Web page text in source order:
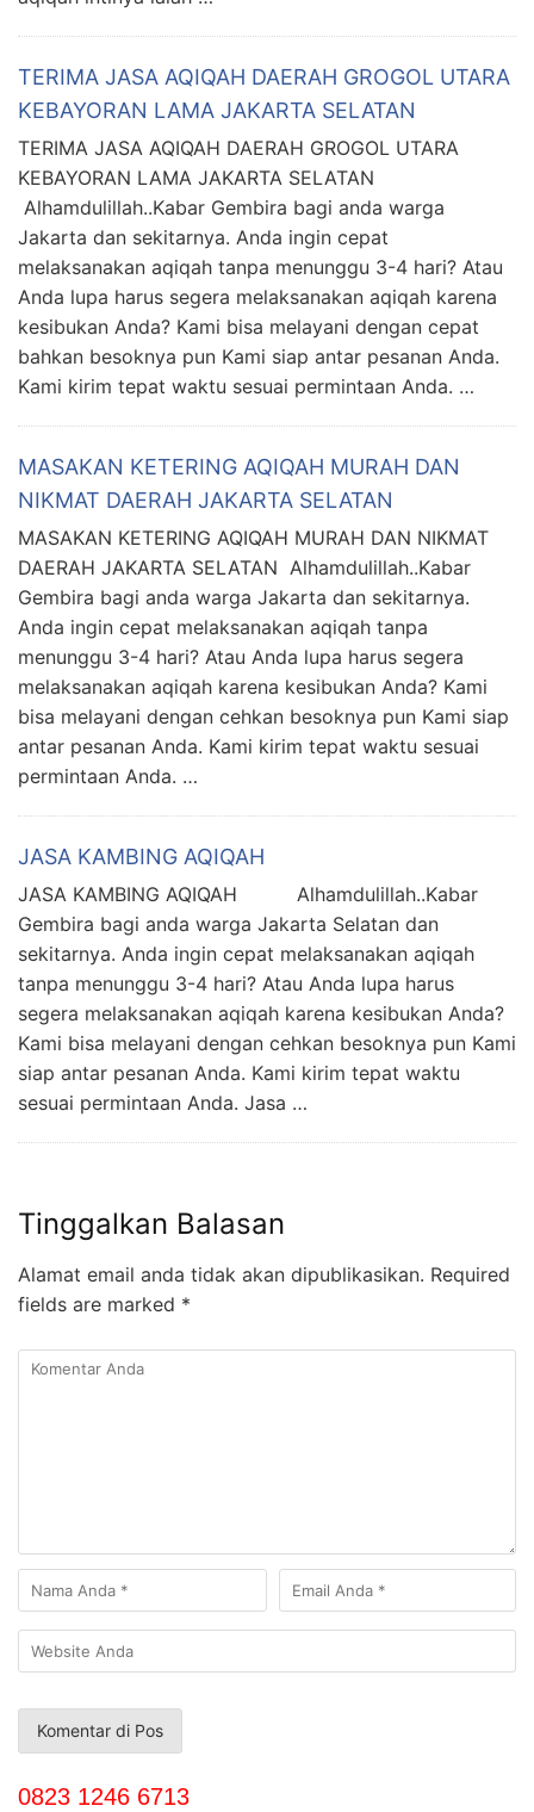
TERIMA JASA AQIQAH DAERAH GROGOL UTARA
KEBAYORAN LAMA JAKARTA SELATAN
TERIMA JASA AQIQAH DAERAH GROGOL UTARA
KEBAYORAN LAMA JAKARTA SELATAN
Alhamdulillah..Kabar Gembira bagi anda warga
Jakarta dan sekitarnya. Anda ingin cepat
melaksanakan aqiqah tanpa menunggu 3-4 hari? Atau
Anda lupa harus segera melaksanakan aqiqah karena
kesibukan Anda? Kami bisa melayani dengan cepat
bahkan besoknya pun Kami siap antar pesanan Anda.
Kami kirim tepat waktu sesuai permintaan Anda. …
MASAKAN KETERING AQIQAH MURAH DAN
NIKMAT DAERAH JAKARTA SELATAN
MASAKAN KETERING AQIQAH MURAH DAN NIKMAT
DAERAH JAKARTA SELATAN Alhamdulillah..Kabar
Gembira bagi anda warga Jakarta dan sekitarnya.
Anda ingin cepat melaksanakan aqiqah tanpa
menunggu 3-4 hari? Atau Anda lupa harus segera
melaksanakan aqiqah karena kesibukan Anda? Kami
bisa melayani dengan cehkan besoknya pun Kami siap
antar pesanan Anda. Kami kirim tepat waktu sesuai
permintaan Anda. …
JASA KAMBING AQIQAH
JASA KAMBING AQIQAH Alhamdulillah..Kabar
Gembira bagi anda warga Jakarta Selatan dan
sekitarnya. Anda ingin cepat melaksanakan aqiqah
tanpa menunggu 3-4 hari? Atau Anda lupa harus
segera melaksanakan aqiqah karena kesibukan Anda?
Kami bisa melayani dengan cehkan besoknya pun Kami
siap antar pesanan Anda. Kami kirim tepat waktu
sesuai permintaan Anda. Jasa …
Tinggalkan Balasan
Alamat email anda tidak akan dipublikasikan. Required
fields are marked *
0823 1246 6713